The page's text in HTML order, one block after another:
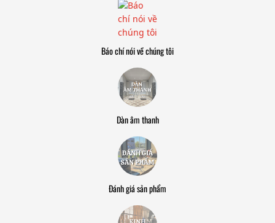
Báo chí nói về chúng tôi
Dàn âm thanh
Đánh giá sản phẩm